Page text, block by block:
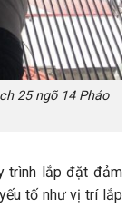
25 ngõ 14 Pháo
trình lắp đặt đảm
tố như vị trí lắp